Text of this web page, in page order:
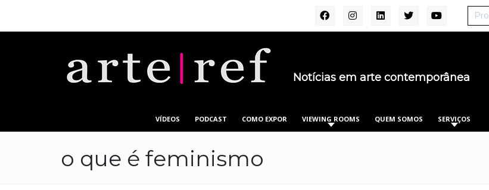
Notícias em arte contemporânea
VÍDEOS PODCAST COMO EXPOR VIEWING ROOMS QUEM SOMOS SERVIÇOS
o que é feminismo